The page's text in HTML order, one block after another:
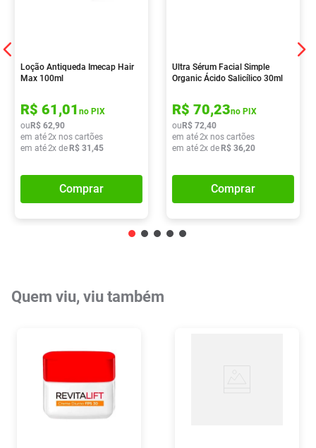
Loção Antiqueda Imecap Hair
Max 100ml
R$ 61,01 no PIX
ou R$ 62,90
em até2x nos cartões
em até2x de R$ 31 ,45
Comprar
Ultra Sérum Facial Simple
Organic Ácido Salicílico 30ml
R$ 70,23no PIX
ou R$ 72,40
em até2x nos cartões
em até2x de R$ 36,20
Comprar
Quem viu, viu também